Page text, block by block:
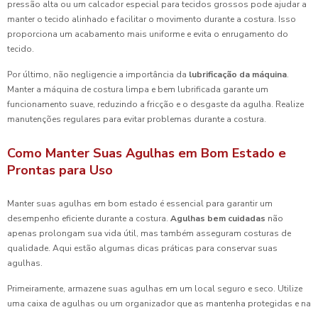
pressão alta ou um calcador especial para tecidos grossos pode ajudar a
manter o tecido alinhado e facilitar o movimento durante a costura. Isso
proporciona um acabamento mais uniforme e evita o enrugamento do
tecido.
Por último, não negligencie a importância da lubrificação da máquina.
Manter a máquina de costura limpa e bem lubrificada garante um
funcionamento suave, reduzindo a fricção e o desgaste da agulha. Realize
manutenções regulares para evitar problemas durante a costura.
Como Manter Suas Agulhas em Bom Estado e
Prontas para Uso
Manter suas agulhas em bom estado é essencial para garantir um
desempenho eficiente durante a costura. Agulhas bem cuidadas não
apenas prolongam sua vida útil, mas também asseguram costuras de
qualidade. Aqui estão algumas dicas práticas para conservar suas
agulhas.
Primeiramente, armazene suas agulhas em um local seguro e seco. Utilize
uma caixa de agulhas ou um organizador que as mantenha protegidas e na